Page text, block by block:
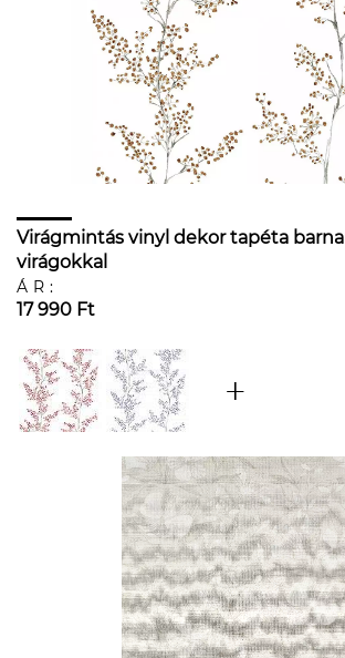
Virágmintás vinyl dekor tapéta barna
virágokkal
ÁR:
17 990 Ft